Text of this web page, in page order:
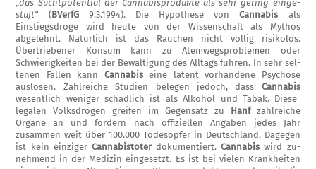
„das Suchtpotential der Cannabisprodukte als sehr gering einge­
stuft“(BVerfG9.3.1994). Die Hypothese vonCannabis als
Einstiegsdroge wird heute von der Wissenschaft als Mythos
abgelehnt. Natürlich ist das Rauchen nicht völlig risi­kolos.
Übertriebener Konsum kann zu Atem­wegsproblemen oder
Schwierigkeiten bei der Bewältigung des Alltags führen. In sehr sel­
tenen Fällen kann Cannabiseine latent vor­handene Psychose
auslösen. Zahlreiche Stu­dien belegen jedoch, dass Cannabis
wesent­lich weniger schädlich ist als Alkohol und Tabak. Diese
legalen Volksdrogen greifen im Gegensatz zu Hanfzahlreiche
Organe an und fordern nach offiziellen Angaben jedes Jahr
zusammen weit über 100.000 Todesopfer in Deutschland. Dagegen
ist kein einziger Can­nabistoterdokumentiert.Cannabis wird zu­
nehmend in der Medizin eingesetzt. Es ist bei vielen Krankheiten